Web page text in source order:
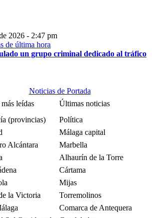
2026 - 2:47 pm
un grupo criminal dedicado al tráfico
Noticias de Portada
leídas
Últimas noticias
(provincias)
Política
Málaga capital
Alcántara
Marbella
Alhaurín de la Torre
Cártama
Mijas
la Victoria
Torremolinos
Comarca de Antequera